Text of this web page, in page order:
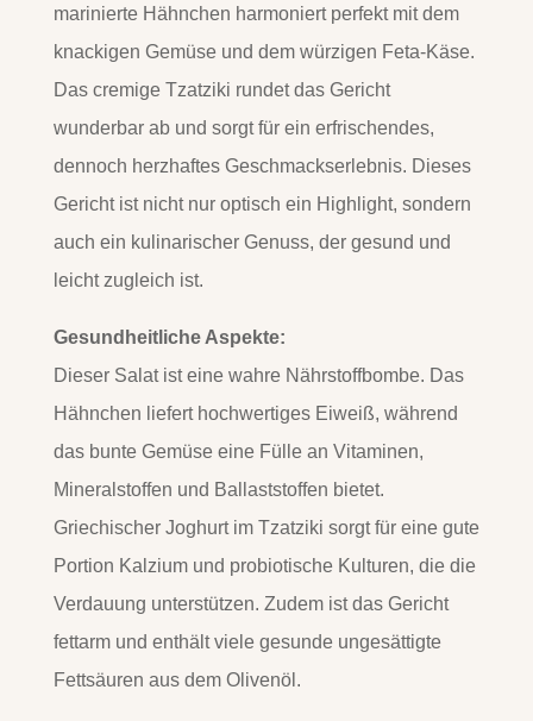
marinierte Hähnchen harmoniert perfekt mit dem
knackigen Gemüse und dem würzigen Feta-Käse.
Das cremige Tzatziki rundet das Gericht
wunderbar ab und sorgt für ein erfrischendes,
dennoch herzhaftes Geschmackserlebnis. Dieses
Gericht ist nicht nur optisch ein Highlight, sondern
auch ein kulinarischer Genuss, der gesund und
leicht zugleich ist.
Gesundheitliche Aspekte:
Dieser Salat ist eine wahre Nährstoffbombe. Das
Hähnchen liefert hochwertiges Eiweiß, während
das bunte Gemüse eine Fülle an Vitaminen,
Mineralstoffen und Ballaststoffen bietet.
Griechischer Joghurt im Tzatziki sorgt für eine gute
Portion Kalzium und probiotische Kulturen, die die
Verdauung unterstützen. Zudem ist das Gericht
fettarm und enthält viele gesunde ungesättigte
Fettsäuren aus dem Olivenöl.